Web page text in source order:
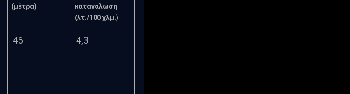
(μέτρα)
κατανάλωση
(λτ./100 χλμ.)
46 4,3